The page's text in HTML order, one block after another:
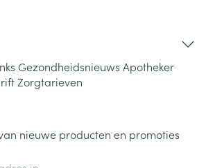
Gezondheidsnieuws Apotheker
Zorgtarieven
nieuwe producten en promoties